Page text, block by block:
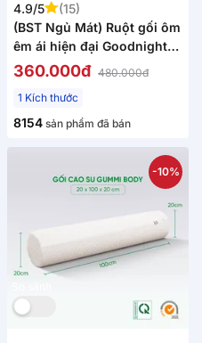
4.9/5
(15)
(BST Ngủ Mát) Ruột gối ôm
êm ái hiện đại Goodnight
Poppy chuẩn công thái
người Việt
360.000đ 480.000đ
1 Kích thước
8154 sản phẩm đã bán
-10%